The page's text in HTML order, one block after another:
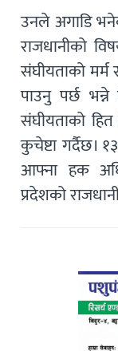
उनले अगाडि
राजधानीको
संघीयताको
पाउनु पर्छ भन्ने
संघीयताको हित
कुचेष्टा गर्दैछ।
आफ्ना हक
प्रदेशको